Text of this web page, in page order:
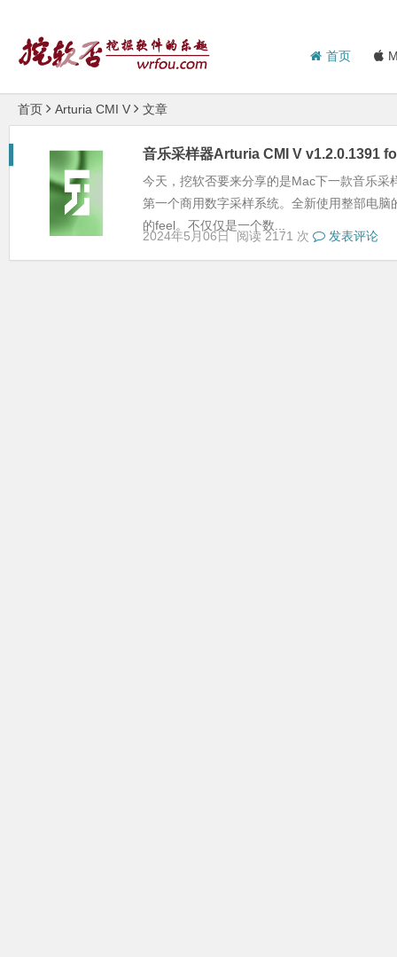
首页
首页 Arturia CMI V 文章
音乐采样器Arturia CMI V v1.2.0.1391
今天，挖软否要来分享的是Mac下一款音乐
第一个商用数字采样系统。全新使用整部电
的feel。不仅仅是一个数...
2024年5月06日 阅读 2171 次 发表评论